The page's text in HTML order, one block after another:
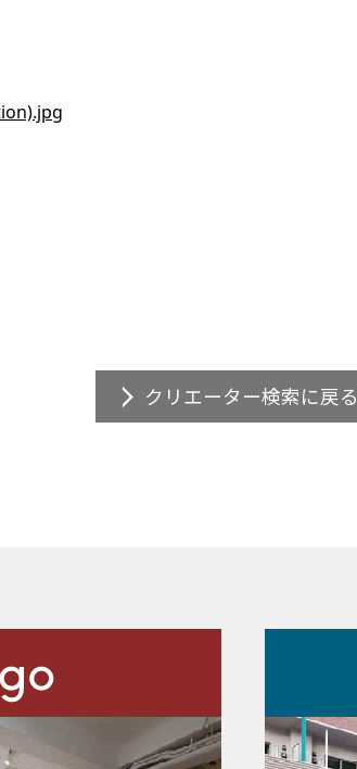
クリエーター検索に戻る